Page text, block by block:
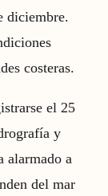
diciembre.
costeras.
el 25
y
alarmado a
del mar